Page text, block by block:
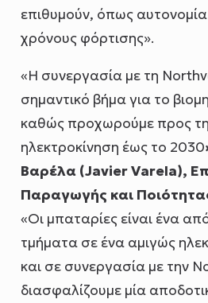
επιθυμούν, όπως
χρόνους φόρτισης».
«Η συνεργασία με τη
σημαντικό βήμα για το
καθώς προχωρούμε προς
ηλεκτροκίνηση έως το 2030
Βαρέλα (JavierVarela),
Παραγωγής και
«Οι μπαταρίες είναι ένα
τμήματα σε ένα αμιγώς
και σε συνεργασία με την
διασφαλίζουμε μία